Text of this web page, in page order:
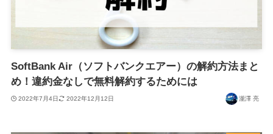
SoftBank Air（ソフトバンクエアー）の解約方法まと
め！違約金なしで無料解約するためには
2022年7月4日 2022年12月12日 瀧澤 亮